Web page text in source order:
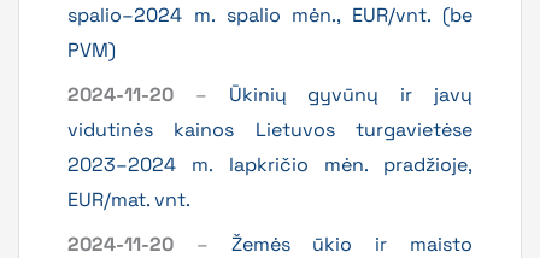
spalio–2024 m. spalio mėn., EUR/vnt. (be
PVM)
2024-11-20 – Ūkinių gyvūnų ir javų
vidutinės kainos Lietuvos turgavietėse
2023–2024 m. lapkričio mėn. pradžioje,
EUR/mat. vnt.
2024-11-20 – Žemės ūkio ir maisto